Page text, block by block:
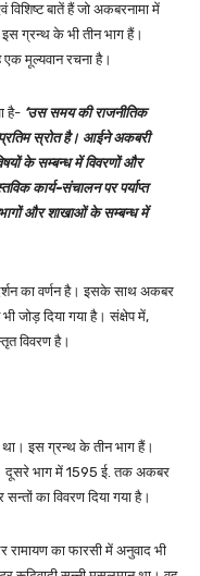
बातें हैं जो अकबरनामा में
ग्रन्थ के भी तीन भाग हैं।
मूल्यवान रचना है।
है- ‘उस समय की राजनीतिक
स्रोत है। आईने अकबरी
के सम्बन्ध में विवरणों और
कार्य-संचालन पर पर्याप्त
और शाखाओं के सम्बन्ध में
का वर्णन है। इसके साथ अकबर
जोड़ दिया गया है। संक्षेप में,
विवरण है।
इस ग्रन्थ के तीन भाग हैं।
दूसरे भाग में 1595 ई. तक अकबर
का विवरण दिया गया है।
का फारसी में अनुवाद भी